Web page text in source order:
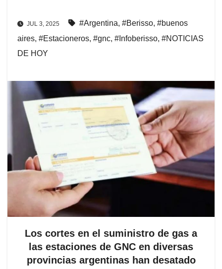
JUL 3, 2025 #Argentina, #Berisso, #buenos
aires, #Estacioneros, #gnc, #Infoberisso, #NOTICIAS
DE HOY
Los cortes en el suministro de gas a
las estaciones de GNC en diversas
provincias argentinas han desatado